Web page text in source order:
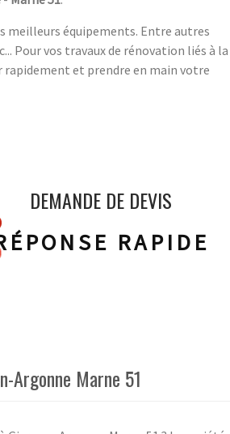
meilleurs équipements. Entre autres
Pour vos travaux de rénovation liés à la
et prendre en main votre
DEMANDE DE DEVIS
RAPIDE
Argonne Marne 51